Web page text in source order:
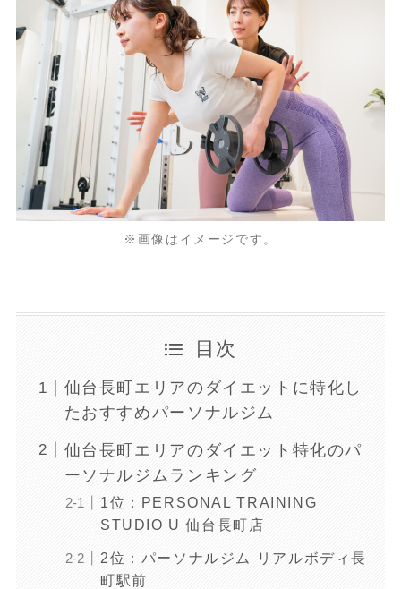
※画像はイメージです。
目次
仙台長町エリアのダイエットに特化し
たおすすめパーソナルジム
仙台長町エリアのダイエット特化のパ
ーソナルジムランキング
1位：PERSONAL TRAINING
STUDIO U 仙台長町店
2位：パーソナルジム リアルボディ長
町駅前